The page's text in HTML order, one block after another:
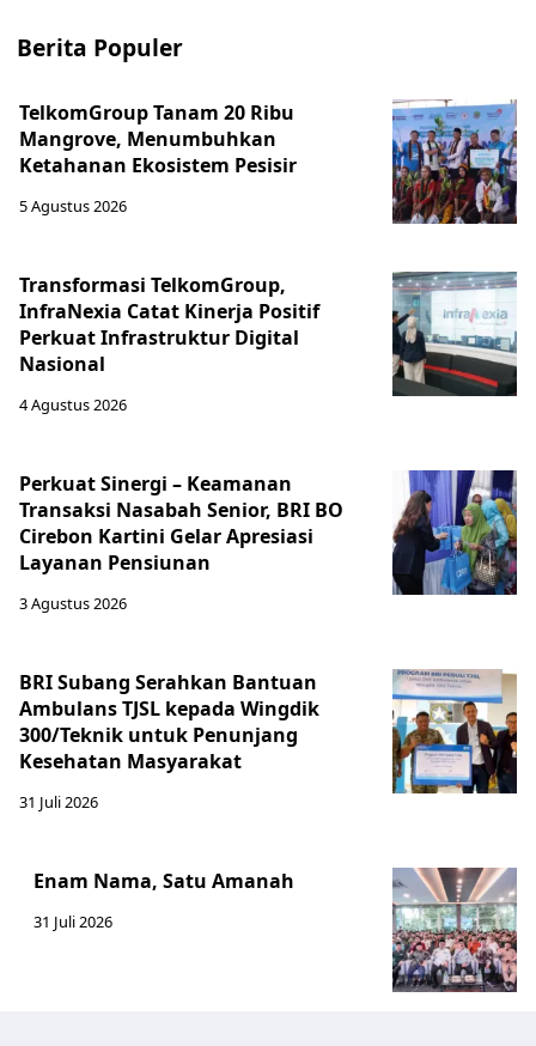
Berita Populer
TelkomGroup Tanam 20 Ribu
Mangrove, Menumbuhkan
Ketahanan Ekosistem Pesisir
5 Agustus 2026
Transformasi TelkomGroup,
InfraNexia Catat Kinerja Positif
Perkuat Infrastruktur Digital
Nasional
4 Agustus 2026
Perkuat Sinergi – Keamanan
Transaksi Nasabah Senior, BRI BO
Cirebon Kartini Gelar Apresiasi
Layanan Pensiunan
3 Agustus 2026
BRI Subang Serahkan Bantuan
Ambulans TJSL kepada Wingdik
300/Teknik untuk Penunjang
Kesehatan Masyarakat ​
31 Juli 2026
Enam Nama, Satu Amanah
31 Juli 2026